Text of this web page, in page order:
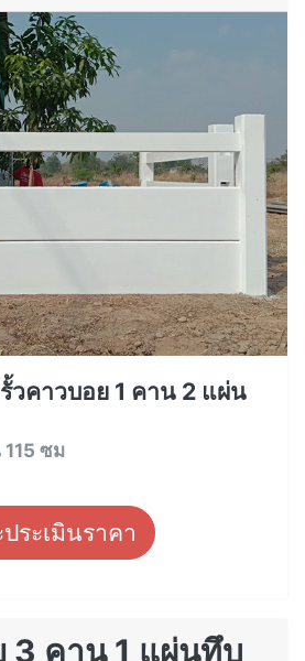
วคาวบอย 1 คาน 2 แผ่น
ซม
ระเมินราคา
3 คาน 1 แผ่นทึบ